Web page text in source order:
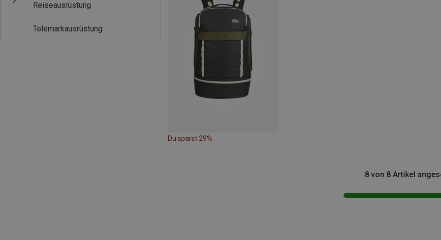
Reiseausrüstung
Telemarkausrüstung
Du sparst 29%
8 von 8 Artikel